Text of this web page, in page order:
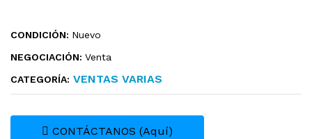
CONDICIÓN: Nuevo
NEGOCIACIÓN: Venta
CATEGORÍA: VENTAS VARIAS
CONTÁCTANOS (Aquí)